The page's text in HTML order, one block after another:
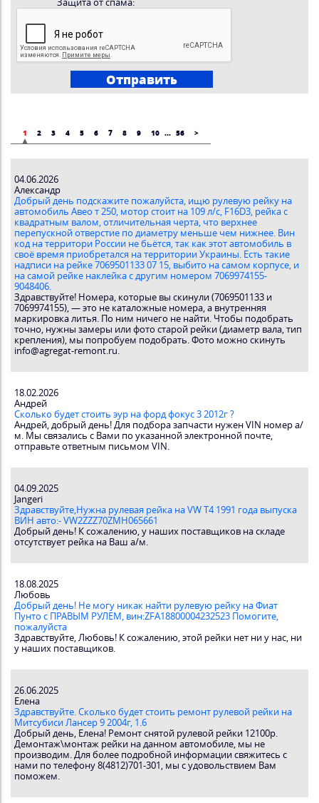
1 2 3 4 5 6 7 8 9 10 ... 56 >
04.06.2026
Александр
Добрый день подскажите пожалуйста, ищю рулевую рейку на
автомобиль Авео т 250, мотор стоит на 109 л/с, F16D3, рейка с
квадратным валом, отличительная черта, что верхнее
перепускной отверстие по диаметру меньше чем нижнее. Вин
код на территори России не бьётся, так как этот автомобиль в
своё время приобретался на территории Украины. Есть такие
надписи на рейке 7069501133 07 15, выбито на самом корпусе, и
на самой рейке наклейка с другим номером 7069974155-
9048406.
Здравствуйте! Номера, которые вы скинули (7069501133 и
7069974155), — это не каталожные номера, а внутренняя
маркировка литья. По ним ничего не найти. Чтобы подобрать
точно, нужны замеры или фото старой рейки (диаметр вала, тип
крепления), мы попробуем подобрать. Фото можно скинуть
info@agregat-remont.ru.
18.02.2026
Андрей
Сколько будет стоить эур на форд фокус 3 2012г ?
Андрей, добрый день! Для подбора запчасти нужен VIN номер а/
м. Мы связались с Вами по указанной электронной почте,
отправьте ответным письмом VIN.
04.09.2025
Jangeri
Здравствуйте,Нужна рулевая рейка на VW T4 1991 года выпуска
ВИН авто:- VW2ZZZ70ZMH065661
Добрый день! К сожалению, у наших поставщиков на складе
отсутствует рейка на Ваш а/м.
18.08.2025
Любовь
Добрый день! Не могу никак найти рулевую рейку на Фиат
Пунто с ПРАВЫМ РУЛЕМ, вин:ZFA18800004232523 Помогите,
пожалуйста
Здравствуйте, Любовь! К сожалению, этой рейки нет ни у нас, ни
у наших поставщиков.
26.06.2025
Елена
Здравствуйте. Сколько будет стоить ремонт рулевой рейки на
Митсубиси Лансер 9 2004г, 1.6
Добрый день, Елена! Ремонт снятой рулевой рейки 12100р.
Демонтаж\монтаж рейки на данном автомобиле, мы не
производим. Для более подробной информации свяжитесь с
нами по телефону 8(4812)701-301, мы с удовольствием Вам
поможем.